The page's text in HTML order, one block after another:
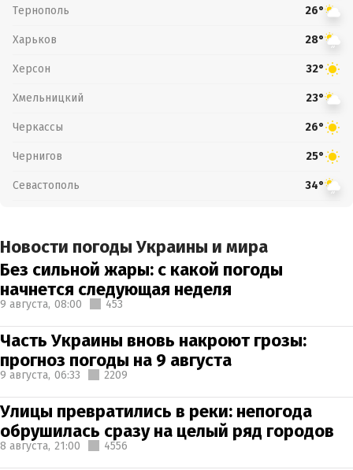
Тернополь 26°
Харьков 28°
Херсон 32°
Хмельницкий 23°
Черкассы 26°
Чернигов 25°
Севастополь 34°
Новости погоды Украины и мира
Без сильной жары: с какой погоды
начнется следующая неделя
9 августа, 08:00 453
Часть Украины вновь накроют грозы:
прогноз погоды на 9 августа
9 августа, 06:33 2209
Улицы превратились в реки: непогода
обрушилась сразу на целый ряд городов
8 августа, 21:00 4556